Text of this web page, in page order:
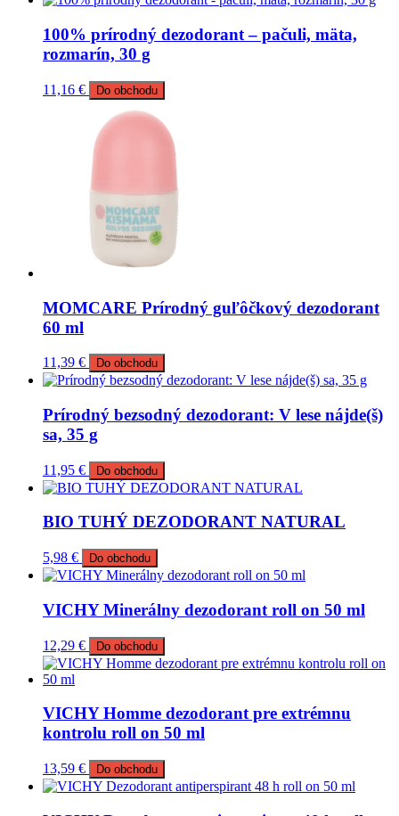
100% prírodný dezodorant – pačuli, mäta,
rozmarín, 30 g
11,16 € Do obchodu
MOMCARE Prírodný guľôčkový dezodorant
60 ml
11,39 € Do obchodu
Prírodný bezsodný dezodorant: V lese nájde(š)
sa, 35 g
11,95 € Do obchodu
BIO TUHÝ DEZODORANT NATURAL
5,98 € Do obchodu
VICHY Minerálny dezodorant roll on 50 ml
12,29 € Do obchodu
VICHY Homme dezodorant pre extrémnu
kontrolu roll on 50 ml
13,59 € Do obchodu